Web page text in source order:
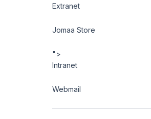
Extranet
Jomaa Store
">
Intranet
Webmail